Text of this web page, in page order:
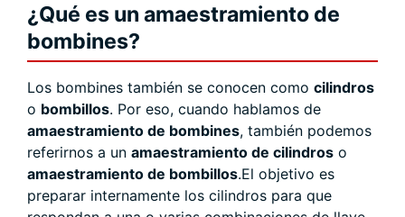
¿Qué es un amaestramiento de
bombines?
Los bombines también se conocen como cilindros
o bombillos. Por eso, cuando hablamos de
amaestramiento de bombines, también podemos
referirnos a un amaestramiento de cilindros o
amaestramiento de bombillos.El objetivo es
preparar internamente los cilindros para que